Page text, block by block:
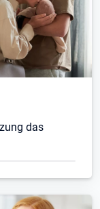
das